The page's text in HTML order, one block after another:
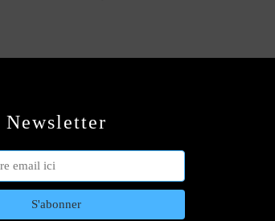
Newsletter